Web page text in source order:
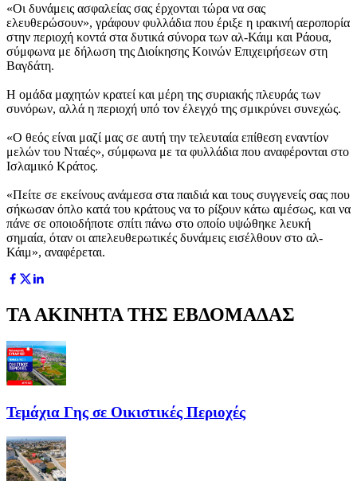
«Οι δυνάμεις ασφαλείας σας έρχονται τώρα να σας
ελευθερώσουν», γράφουν φυλλάδια που έριξε η ιρακινή αεροπορία
στην περιοχή κοντά στα δυτικά σύνορα των αλ-Κάιμ και Ράουα,
σύμφωνα με δήλωση της Διοίκησης Κοινών Επιχειρήσεων στη
Βαγδάτη.
Η ομάδα μαχητών κρατεί και μέρη της συριακής πλευράς των
συνόρων, αλλά η περιοχή υπό τον έλεγχό της σμικρύνει συνεχώς.
«Ο θεός είναι μαζί μας σε αυτή την τελευταία επίθεση εναντίον
μελών του Νταές», σύμφωνα με τα φυλλάδια που αναφέρονται στο
Ισλαμικό Κράτος.
«Πείτε σε εκείνους ανάμεσα στα παιδιά και τους συγγενείς σας που
σήκωσαν όπλο κατά του κράτους να το ρίξουν κάτω αμέσως, και να
πάνε σε οποιοδήποτε σπίτι πάνω στο οποίο υψώθηκε λευκή
σημαία, όταν οι απελευθερωτικές δυνάμεις εισέλθουν στο αλ-
Κάιμ», αναφέρεται.
ΤΑ ΑΚΙΝΗΤΑ ΤΗΣ ΕΒΔΟΜΑΔΑΣ
Τεμάχια Γης σε Οικιστικές Περιοχές